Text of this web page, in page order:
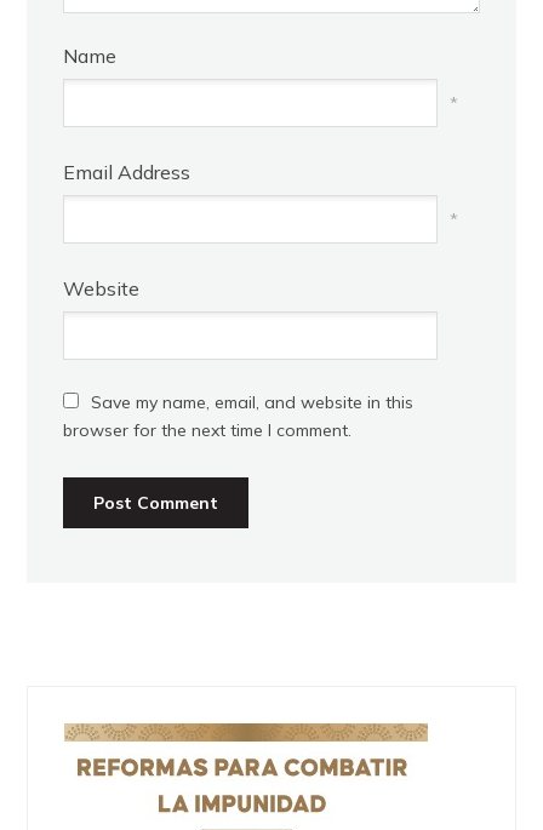
Name
*
Email Address
*
Website
Save my name, email, and website in this
browser for the next time I comment.